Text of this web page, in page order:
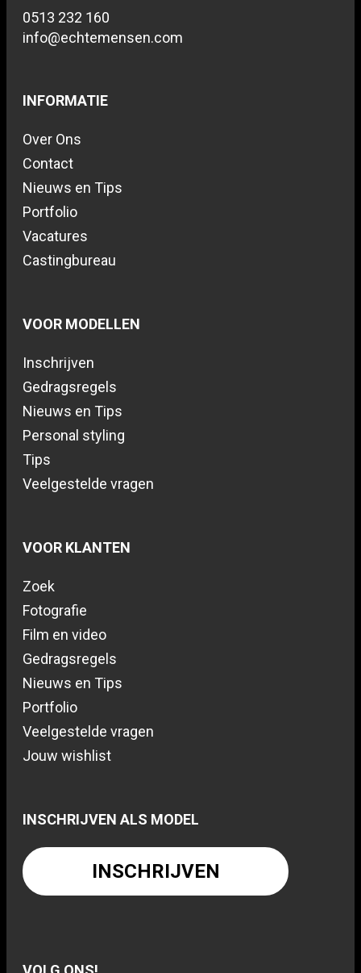
0513 232 160
info@echtemensen.com
INFORMATIE
Over Ons
Contact
Nieuws en Tips
Portfolio
Vacatures
Castingbureau
VOOR MODELLEN
Inschrijven
Gedragsregels
Nieuws en Tips
Personal styling
Tips
Veelgestelde vragen
VOOR KLANTEN
Zoek
Fotografie
Film en video
Gedragsregels
Nieuws en Tips
Portfolio
Veelgestelde vragen
Jouw wishlist
INSCHRIJVEN ALS MODEL
INSCHRIJVEN